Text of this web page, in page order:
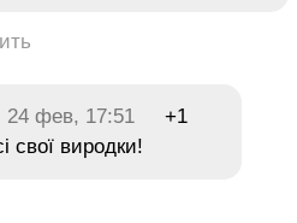
24 фев, 17:51
+1
свої виродки!